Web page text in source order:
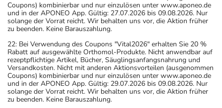
Coupons) kombinierbar und nur einzulösen unter www.aponeo.de
und in der APONEO App. Gültig: 27.07.2026 bis 09.08.2026. Nur
solange der Vorrat reicht. Wir behalten uns vor, die Aktion früher
zu beenden. Keine Barauszahlung.
22: Bei Verwendung des Coupons "Vital2026" erhalten Sie 20 %
Rabatt auf ausgewählte Orthomol-Produkte. Nicht anwendbar auf
rezeptpflichtige Artikel, Bücher, Säuglingsanfangsnahrung und
Versandkosten. Nicht mit anderen Aktionsvorteilen (ausgenommen
Coupons) kombinierbar und nur einzulösen unter www.aponeo.de
und in der APONEO App. Gültig: 29.07.2026 bis 09.08.2026. Nur
solange der Vorrat reicht. Wir behalten uns vor, die Aktion früher
zu beenden. Keine Barauszahlung.